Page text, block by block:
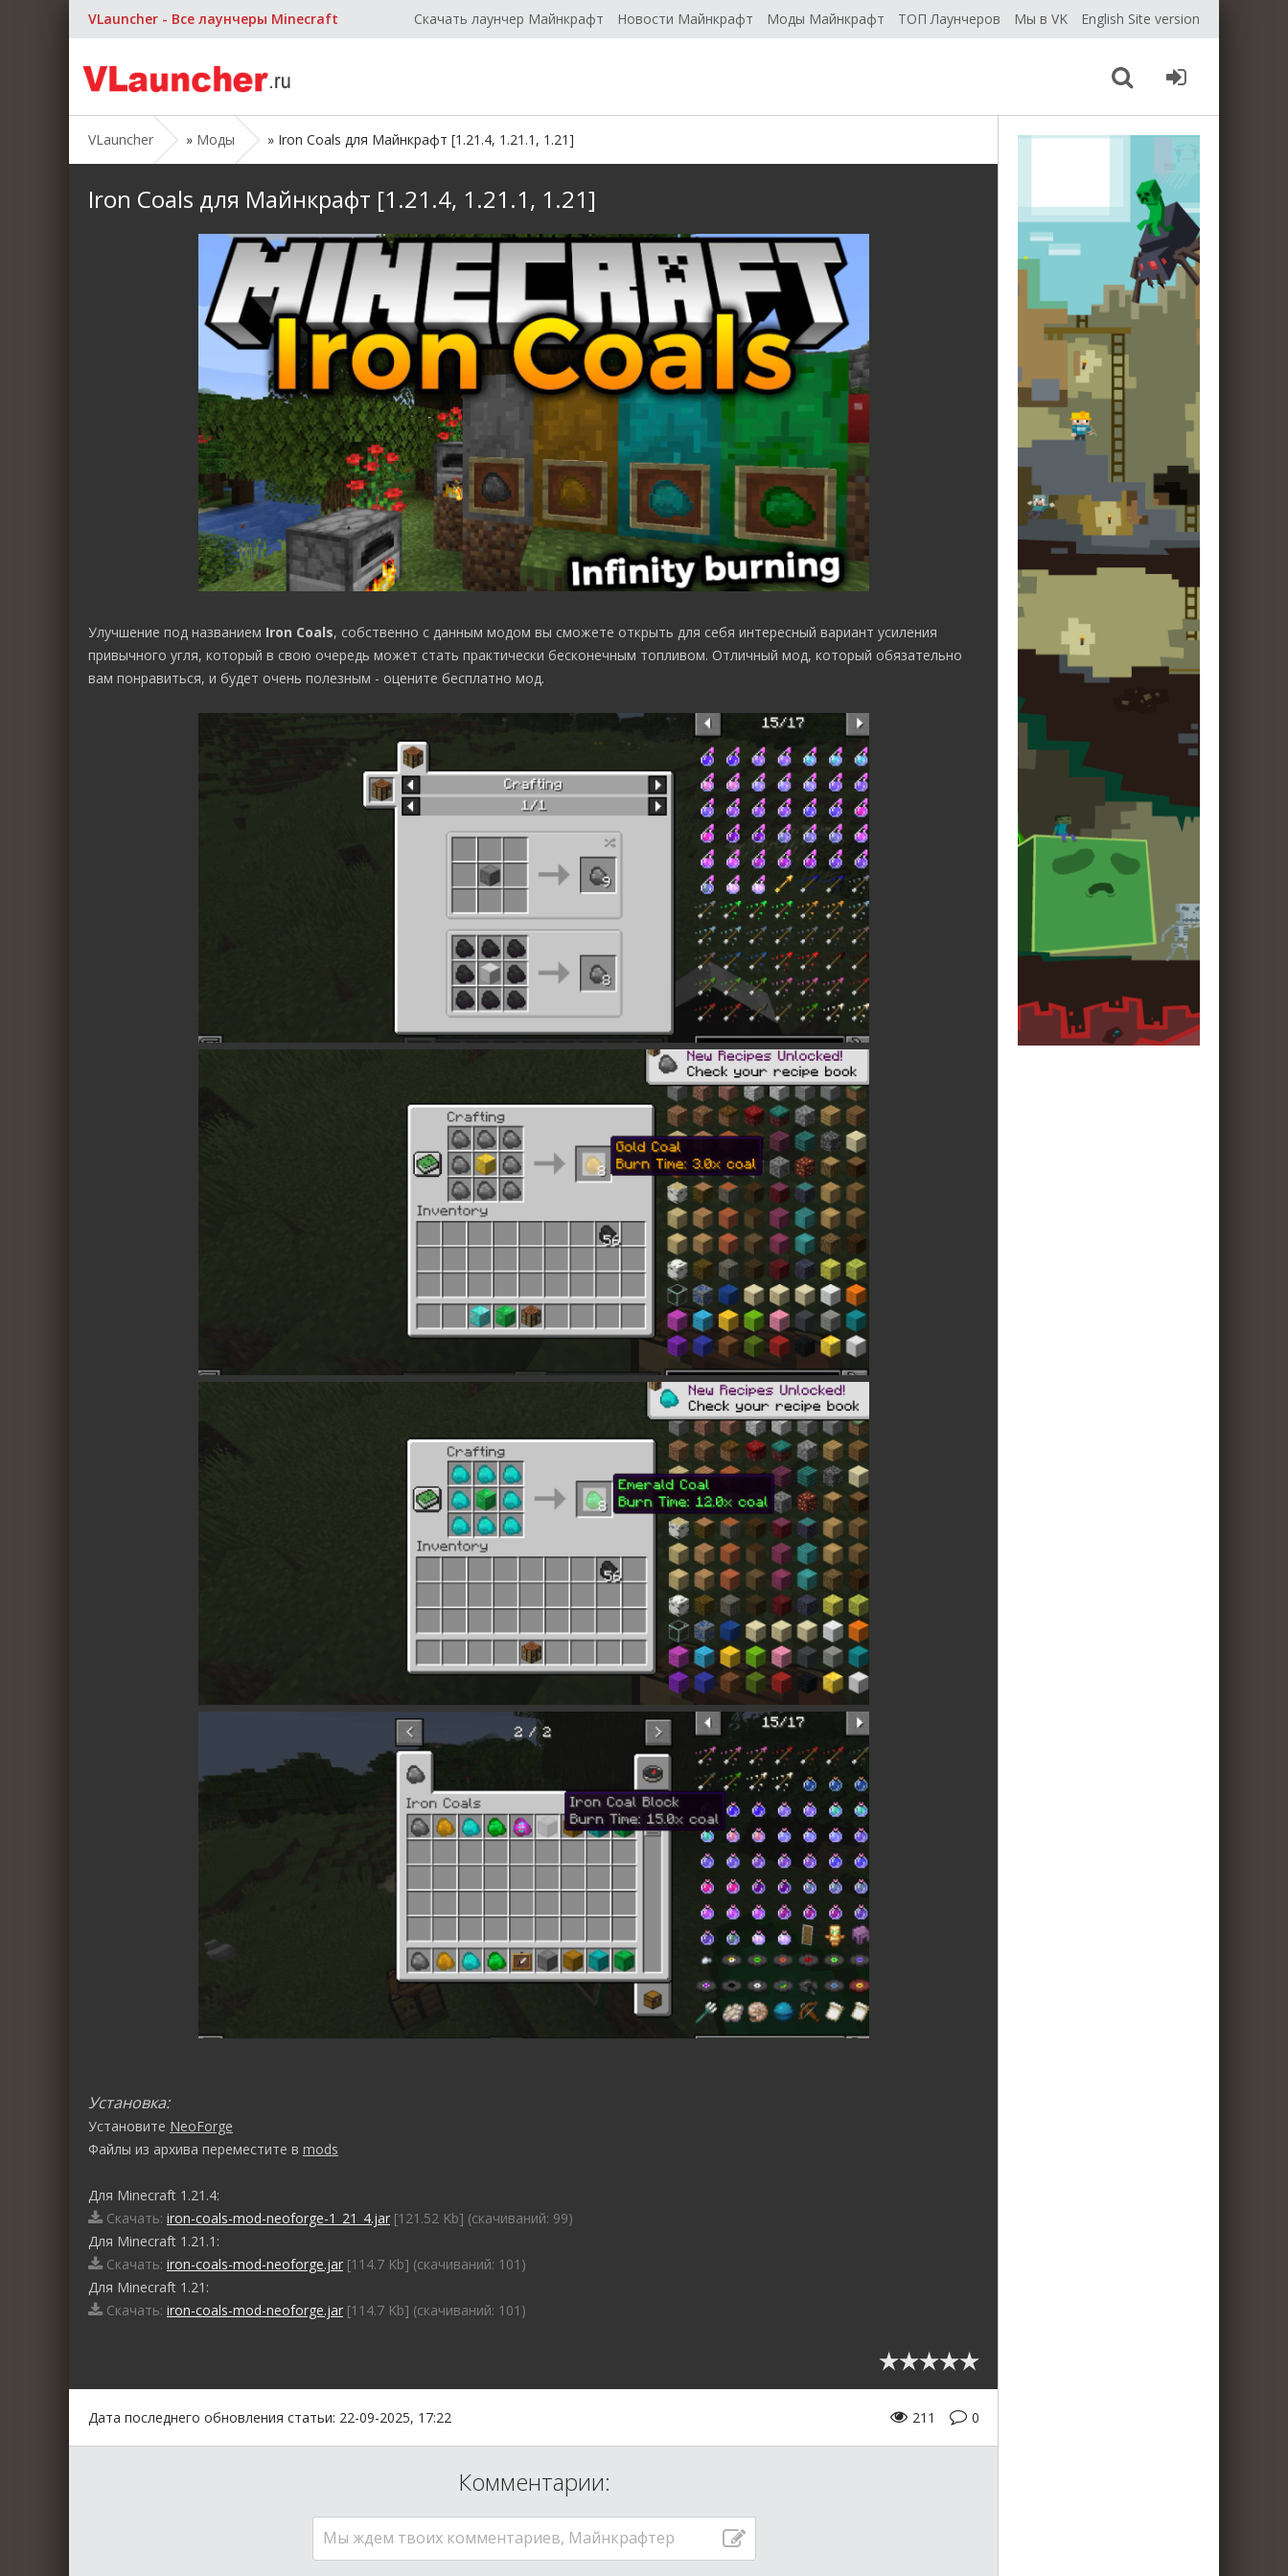
VLauncher - Все лаунчеры Minecraft Скачать лаунчер Майнкрафт Новости Майнкрафт Моды Майнкрафт ТОП Лаунчеров Мы в VK English Site version
VLauncher » Моды » Iron Coals для Майнкрафт [1.21.4, 1.21.1, 1.21]
Iron Coals для Майнкрафт [1.21.4, 1.21.1, 1.21]
Улучшение под названием Iron Coals, собственно с данным модом вы сможете открыть для себя интересный вариант усиления
привычного угля, который в свою очередь может стать практически бесконечным топливом. Отличный мод, который обязательно
вам понравиться, и будет очень полезным - оцените бесплатно мод.
Установка:
Установите NeoForge
Файлы из архива переместите в mods
Для Minecraft 1.21.4:
Скачать: iron-coals-mod-neoforge-1_21_4.jar [121.52 Kb] (cкачиваний: 99)
Для Minecraft 1.21.1:
Скачать: iron-coals-mod-neoforge.jar [114.7 Kb] (cкачиваний: 101)
Для Minecraft 1.21:
Скачать: iron-coals-mod-neoforge.jar [114.7 Kb] (cкачиваний: 101)
Дата последнего обновления статьи: 22-09-2025, 17:22 0
211
Комментарии:
Мы ждем твоих комментариев, Майнкрафтер